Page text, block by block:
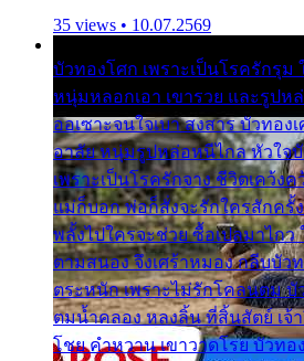
35 views • 10.07.2569
บัวทองโศก เพราะเป็นโรครักรุ
หนุ่มหลอกเอา เขารวย และรูปห
ออเซาะจนใจเบา สงสาร บัวทอง
อาลัย หนุ่มรูปหล่อหนีไกล หัวใจ
เพราะเป็นโรครักจาง ชีวิตเคว้ง
แม่ก็บอก พ่อก็สั่งจะรักใครสักครั้
พลั้งไปใครจะช่วย ซื้อเปลมาไกว
ตามสนอง จึงเศร้าหมอง กลีบบัว
ตระหนัก เพราะไม่รักโคลนตม บั
ตมน้ำคลอง หลงลิ้น ที่สิ้นสัตย์ เจ้
โชย คำหวาน เขาวาดโรย บัวท